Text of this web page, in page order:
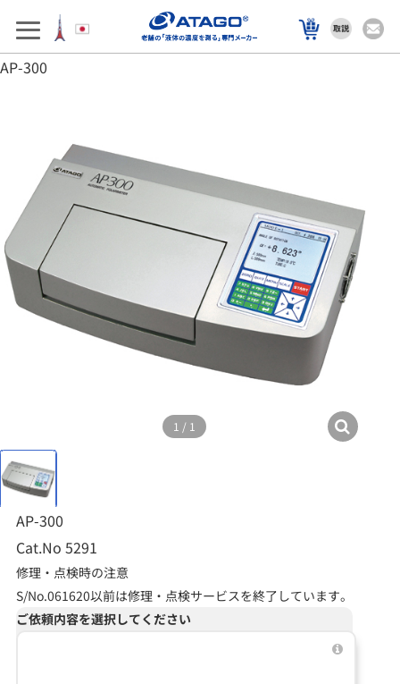
アフターサポート
製品を選ぶ
AP-300
1 / 1
AP-300
Cat.No 5291
修理・点検時の注意
S/No.061620以前は修理・点検サービスを終了しています。
ご依頼内容を選択してください